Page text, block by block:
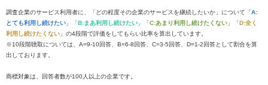
調査企業のサービス利用者に、「どの程度その企業のサービスを継続したいか」について「A:
とても利用し続けたい 」「B:まあ利用し続けたい 」「C:あまり利用し続けたくない 」「D:全く
利用し続けたくない 」の4段階で評価をしてもらい比率を算出しています。
※10段階聴取については、A=9-10回答、B=6-8回答、C=3-5回答、D=1-2回答として割合を算
出しております。
商標対象は、回答者数が100人以上の企業です。